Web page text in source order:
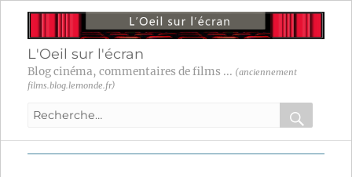
L'Oeil sur l'écran
Blog cinéma, commentaires de films ... (anciennement
films.blog.lemonde.fr)
Recherche
:
OK